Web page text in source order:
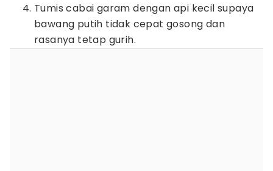
Tumis cabai garam dengan api kecil supaya
bawang putih tidak cepat gosong dan
rasanya tetap gurih.